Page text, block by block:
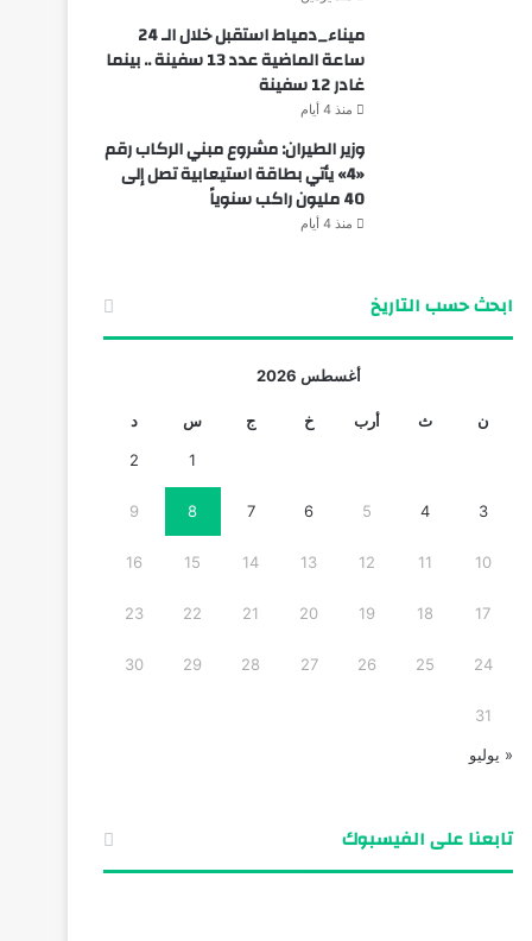
ميناء_دمياط استقبل خلال الـ 24
ساعة الماضية عدد 13 سفينة .. بينما
غادر 12 سفينة
منذ 4 أيام
وزير الطيران: مشروع مبني الركاب رقم
«4» يأتي بطاقة استيعابية تصل إلى
40 مليون راكب سنوياً
منذ 4 أيام
ابحث حسب التاريخ
أغسطس 2026
ن ث أرب خ ج س د
1
2
3
4
5
6
7
8
9
10
11
12
13
14
15
16
17
18
19
20
21
22
23
24
25
26
27
28
29
30
31
« يوليو
تابعنا على الفيسبوك